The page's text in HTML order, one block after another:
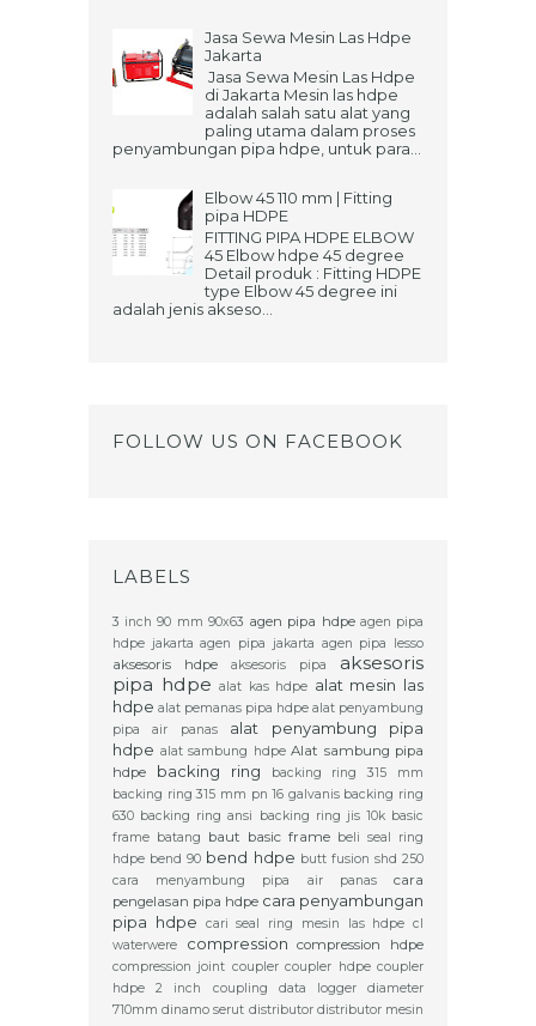
Jasa Sewa Mesin Las Hdpe
Jakarta
Jasa Sewa Mesin Las Hdpe
di Jakarta Mesin las hdpe
adalah salah satu alat yang
paling utama dalam proses
penyambungan pipa hdpe, untuk para...
Elbow 45 110 mm | Fitting
pipa HDPE
FITTING PIPA HDPE ELBOW
45 Elbow hdpe 45 degree
Detail produk : Fitting HDPE
type Elbow 45 degree ini
adalah jenis akseso...
FOLLOW US ON FACEBOOK
LABELS
3 inch 90 mm 90x63 agen pipa hdpe agen pipa
hdpe jakarta agen pipa jakarta agen pipa lesso
aksesoris hdpe aksesoris pipa
aksesoris
pipa hdpe alat kas hdpe alat mesin las
hdpe alat pemanas pipa hdpe alat penyambung
pipa air panas
alat penyambung pipa
hdpe alat sambung hdpe Alat sambung pipa
hdpe
backing ring
backing ring 315 mm
backing ring 315 mm pn 16 galvanis backing ring
630 backing ring ansi backing ring jis 10k basic
frame batang baut basic frame beli seal ring
hdpe bend 90 bend hdpe butt fusion shd 250
cara menyambung pipa air panas
cara
pengelasan pipa hdpe cara penyambungan
pipa hdpe
cari seal ring mesin las hdpe cl
waterwere
compression compression hdpe
compression joint coupler coupler hdpe coupler
hdpe 2 inch
coupling data logger
diameter
710mm dinamo serut distributor distributor mesin